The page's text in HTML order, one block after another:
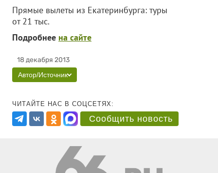
Прямые вылеты из Екатеринбурга: туры
от 21 тыс.
Подробнее на сайте
18 декабря 2013
Автор/Источник
ЧИТАЙТЕ НАС В СОЦСЕТЯХ:
Сообщить новость